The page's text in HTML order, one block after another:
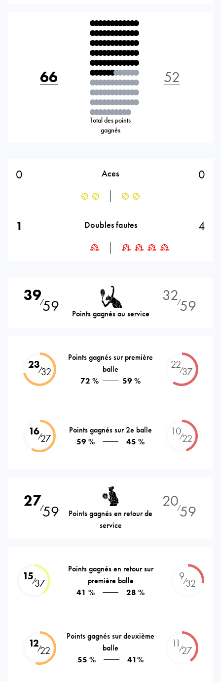
66
Total des points
gagnés
52
0 Aces 0
1 Doubles fautes 4
39⁄59 Points gagnés au service
32⁄59
23⁄32
Points gagnés sur première
balle
72 %
59 %
22⁄37
16⁄27
Points gagnés sur 2e balle
59 %
45 %
10⁄22
27⁄59
Points gagnés en retour de
service
20⁄59
15⁄37
Points gagnés en retour sur
première balle
41 %
28 %
9⁄32
12⁄22
Points gagnés sur deuxième
balle
55 %
41%
11⁄27